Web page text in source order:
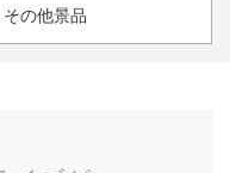
その他景品